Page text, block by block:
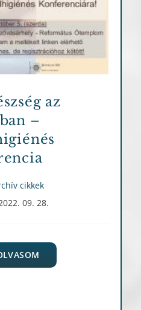
az
–
cikkek
09. 28.